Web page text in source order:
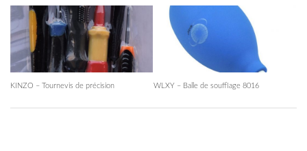
KINZO – Tournevis de précision WLXY – Balle de soufflage 8016